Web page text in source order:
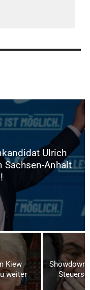
Ulrich
Anhalt
Kiew
weiter
Showdown